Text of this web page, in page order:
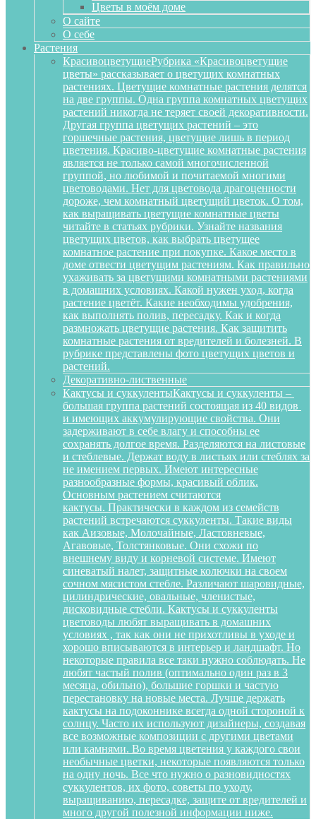
Цветы в моём доме
О сайте
О себе
Растения
КрасивоцветущиеРубрика «Красивоцветущие
цветы» рассказывает о цветущих комнатных
растениях. Цветущие комнатные растения делятся
на две группы. Одна группа комнатных цветущих
растений никогда не теряет своей декоративности.
Другая группа цветущих растений – это
горшечные растения, цветущие лишь в период
цветения. Красиво-цветущие комнатные растения
является не только самой многочисленной
группой, но любимой и почитаемой многими
цветоводами. Нет для цветовода драгоценности
дороже, чем комнатный цветущий цветок. О том,
как выращивать цветущие комнатные цветы
читайте в статьях рубрики. Узнайте названия
цветущих цветов, как выбрать цветущее
комнатное растение при покупке. Какое место в
доме отвести цветущим растениям. Как правильно
ухаживать за цветущими комнатными растениями
в домашних условиях. Какой нужен уход, когда
растение цветёт. Какие необходимы удобрения,
как выполнять полив, пересадку. Как и когда
размножать цветущие растения. Как защитить
комнатные растения от вредителей и болезней. В
рубрике представлены фото цветущих цветов и
растений.
Декоративно-лиственные
Кактусы и суккулентыКактусы и суккуленты –
большая группа растений состоящая из 40 видов
и имеющих аккумулирующие свойства. Они
задерживают в себе влагу и способны ее
сохранять долгое время. Разделяются на листовые
и стеблевые. Держат воду в листьях или стеблях за
не имением первых. Имеют интересные
разнообразные формы, красивый облик.
Основным растением считаются
кактусы. Практически в каждом из семейств
растений встречаются суккуленты. Такие виды
как Аизовые, Молочайные, Ластовневые,
Агавовые, Толстянковые. Они схожи по
внешнему виду и корневой системе. Имеют
синеватый налет, защитные колючки на своем
сочном мясистом стебле. Различают шаровидные,
цилиндрические, овальные, членистые,
дисковидные стебли. Кактусы и суккуленты
цветоводы любят выращивать в домашних
условиях , так как они не прихотливы в уходе и
хорошо вписываются в интерьер и ландшафт. Но
некоторые правила все таки нужно соблюдать. Не
любят частый полив (оптимально один раз в 3
месяца, обильно), большие горшки и частую
перестановку на новые места. Лучше держать
кактусы на подоконнике всегда одной стороной к
солнцу. Часто их используют дизайнеры, создавая
все возможные композиции с другими цветами
или камнями. Во время цветения у каждого свои
необычные цветки, некоторые появляются только
на одну ночь. Все что нужно о разновидностях
суккулентов, их фото, советы по уходу,
выращиванию, пересадке, защите от вредителей и
много другой полезной информации ниже.